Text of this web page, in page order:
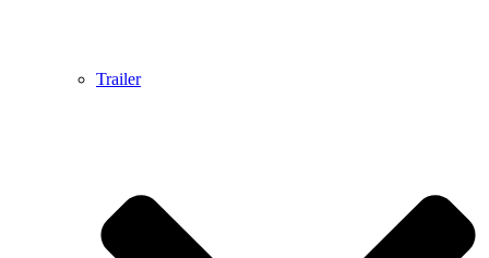
Trailer